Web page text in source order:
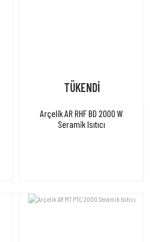
TÜKENDİ
Arçelik AR RHF BD 2000 W
Seramik Isıtıcı